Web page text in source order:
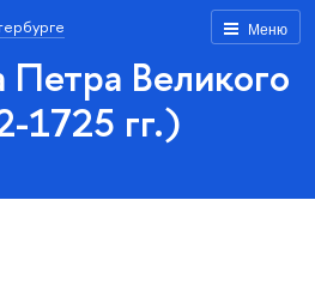
Меню
Петра Великого
1725 гг.)